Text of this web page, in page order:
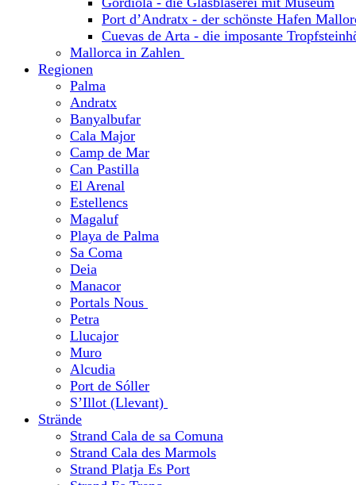
Port d’Andratx - der schönste Hafen
Cuevas de Arta - die imposante
Mallorca in Zahlen
Regionen
Palma
Andratx
Banyalbufar
Cala Major
Camp de Mar
Can Pastilla
El Arenal
Estellencs
Magaluf
Playa de Palma
Sa Coma
Deia
Manacor
Portals Nous
Petra
Llucajor
Muro
Alcudia
Port de Sóller
S’Illot (Llevant)
Strände
Strand Cala de sa Comuna
Strand Cala des Marmols
Strand Platja Es Port